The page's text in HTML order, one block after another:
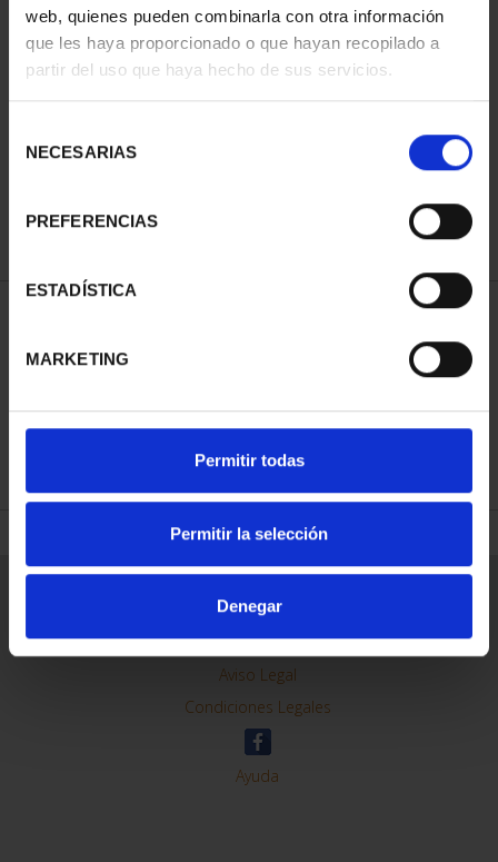
web, quienes pueden combinarla con otra información
que les haya proporcionado o que hayan recopilado a
partir del uso que haya hecho de sus servicios.
NECESARIAS
PREFERENCIAS
ESTADÍSTICA
MARKETING
Permitir todas
Permitir la selección
Denegar
73,00 €
REFINAR
Contacto
Preguntas Frequentes (FAQs)
Aviso Legal
Condiciones Legales
Ayuda